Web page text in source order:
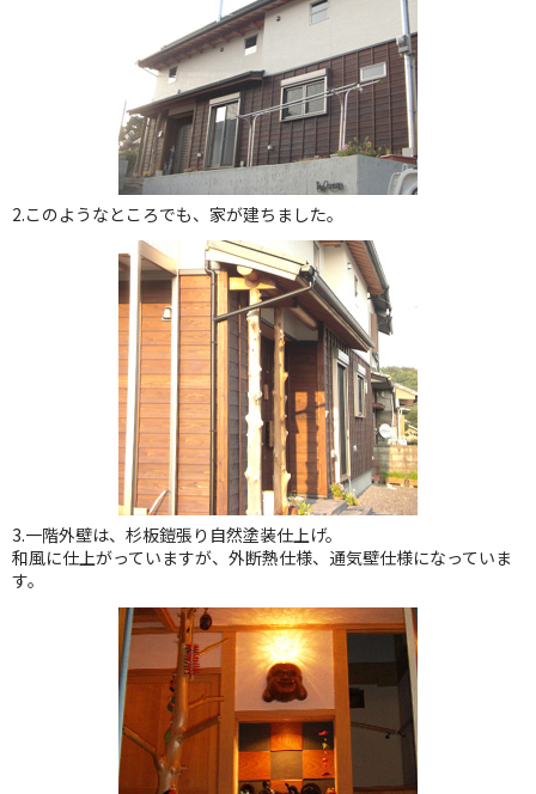
2.このようなところでも、家が建ちました。
3.一階外壁は、杉板鎧張り自然塗装仕上げ。
和風に仕上がっていますが、外断熱仕様、通気壁仕様になっていま
す。